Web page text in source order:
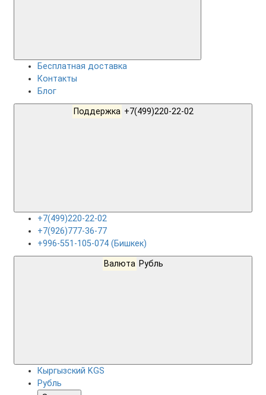
Бесплатная доставка
Контакты
Блог
Поддержка
+7(499)220-22-02
+7(926)777-36-77
+996-551-105-074 (Бишкек)
Валюта Рубль
Кыргызский KGS
Рубль